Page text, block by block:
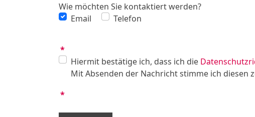
Wie möchten Sie kontaktiert werden?
Email
Telefon
*
Hiermit bestätige ich, dass ich die
Mit Absenden der Nachricht stimme ich diesen
*